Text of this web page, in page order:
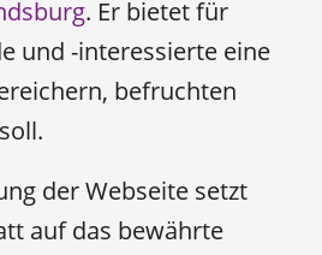
. Er bietet für
und -interessierte eine
befruchten
der Webseite setzt
auf das bewährte